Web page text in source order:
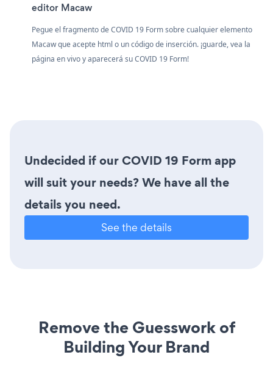
editor Macaw
Pegue el fragmento de COVID 19 Form sobre cualquier elemento
Macaw que acepte html o un código de inserción. ¡guarde, vea la
página en vivo y aparecerá su COVID 19 Form!
Undecided if our COVID 19 Form app
will suit your needs? We have all the
details you need.
See the details
Remove the Guesswork of
Building Your Brand